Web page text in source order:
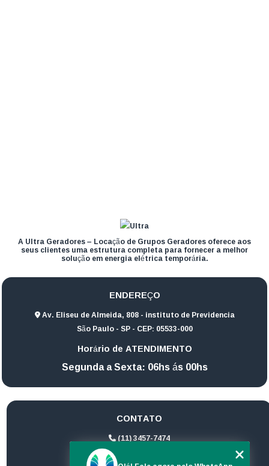
A Ultra Geradores – Locação de Grupos Geradores oferece aos
seus clientes uma estrutura completa para fornecer a melhor
solução em energia elétrica temporária.
ENDEREÇO
Av. Eliseu de Almeida, 808 - instituto de Previdencia
São Paulo - SP - CEP: 05533-000
Horário de ATENDIMENTO
Segunda a Sexta: 06hs ás 00hs
CONTATO
(11) 3457-7474
(11) 94172-1974